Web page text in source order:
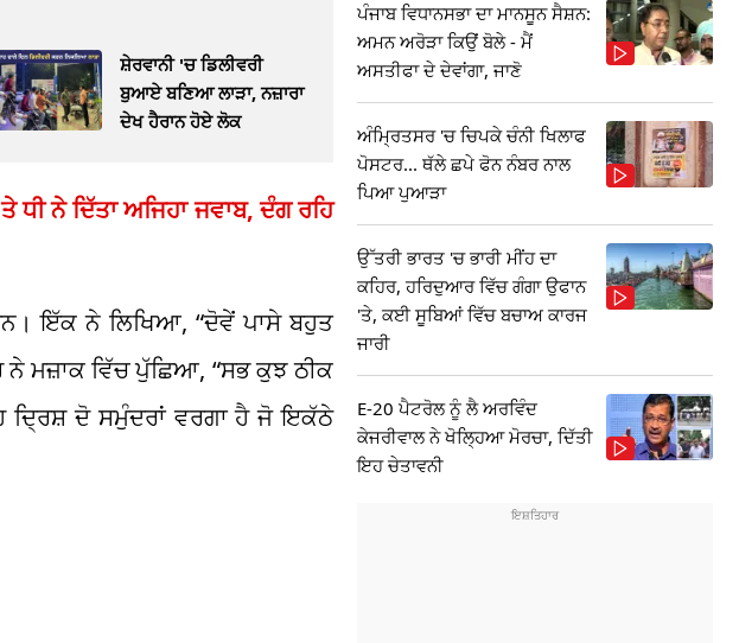
ਸ਼ੇਰਵਾਨੀ 'ਚ ਡਿਲੀਵਰੀ
ਬੁਆਏ ਬਣਿਆ ਲਾੜਾ, ਨਜ਼ਾਰਾ
ਦੇਖ ਹੈਰਾਨ ਹੋਏ ਲੋਕ
ਨੇ ਦਿੱਤਾ ਅਜਿਹਾ ਜਵਾਬ, ਦੰਗ ਰਹਿ
ਇੱਕ ਨੇ ਲਿਖਿਆ, “ਦੋਵੇਂ ਪਾਸੇ ਬਹੁਤ
ਨੇ ਮਜ਼ਾਕ ਵਿੱਚ ਪੁੱਛਿਆ, “ਸਭ ਕੁਝ ਠੀਕ
ਦ੍ਰਿਸ਼ ਦੋ ਸਮੁੰਦਰਾਂ ਵਰਗਾ ਹੈ ਜੋ ਇਕੱਠੇ
ਪੰਜਾਬ ਵਿਧਾਨਸਭਾ ਦਾ ਮਾਨਸੂਨ ਸੈਸ਼ਨ:
ਅਮਨ ਅਰੋੜਾ ਕਿਉਂ ਬੋਲੇ - ਮੈਂ
ਅਸਤੀਫਾ ਦੇ ਦੇਵਾਂਗਾ, ਜਾਣੋ
ਅੰਮ੍ਰਿਤਸਰ 'ਚ ਚਿਪਕੇ ਚੰਨੀ ਖਿਲਾਫ
ਪੋਸਟਰ... ਥੱਲੇ ਛਪੇ ਫੋਨ ਨੰਬਰ ਨਾਲ
ਪਿਆ ਪੁਆੜਾ
ਉੱਤਰੀ ਭਾਰਤ 'ਚ ਭਾਰੀ ਮੀਂਹ ਦਾ
ਕਹਿਰ, ਹਰਿਦੁਆਰ ਵਿੱਚ ਗੰਗਾ ਉਫਾਨ
'ਤੇ, ਕਈ ਸੂਬਿਆਂ ਵਿੱਚ ਬਚਾਅ ਕਾਰਜ
ਜਾਰੀ
E-20 ਪੈਟਰੋਲ ਨੂੰ ਲੈ ਅਰਵਿੰਦ
ਕੇਜਰੀਵਾਲ ਨੇ ਖੋਲ੍ਹਿਆ ਮੋਰਚਾ, ਦਿੱਤੀ
ਇਹ ਚੇਤਾਵਨੀ